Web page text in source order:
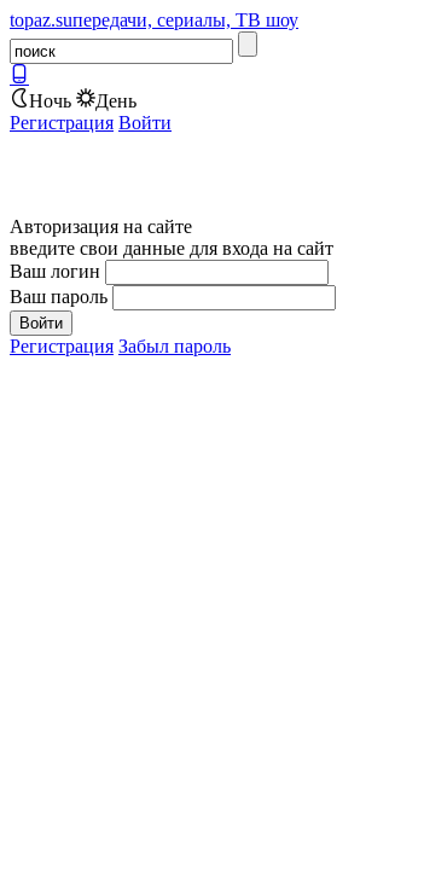
topaz.suпередачи, сериалы, ТВ шоу
Ночь
День
Регистрация Войти
Авторизация на сайте
введите свои данные для входа на сайт
Ваш логин
Ваш пароль
Регистрация Забыл пароль